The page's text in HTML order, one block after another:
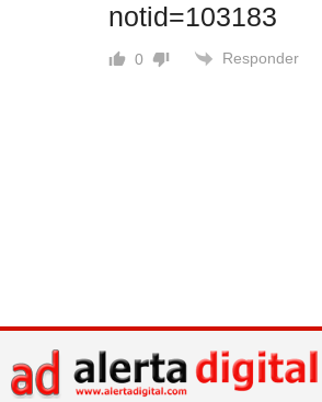
notid=103183
0 Responder